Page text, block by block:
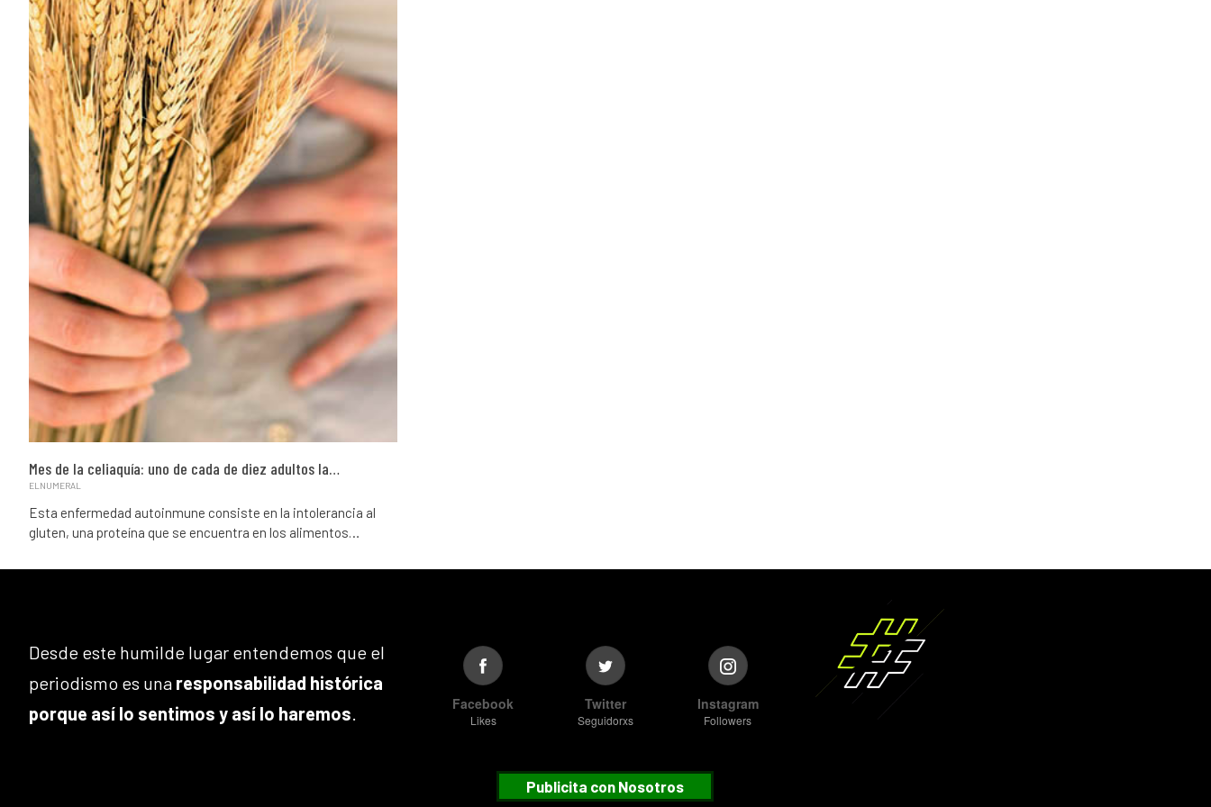
Mes de la celiaquía: uno de cada de diez adultos la…
ELNUMERAL
Esta enfermedad autoinmune consiste en la intolerancia al
gluten, una proteína que se encuentra en los alimentos…
Desde este humilde lugar entendemos que el
periodismo es una responsabilidad histórica
porque así lo sentimos y así lo haremos
Facebook
Likes
Twitter
Seguidorxs
Instagram
Followers
Publicita con Nosotros